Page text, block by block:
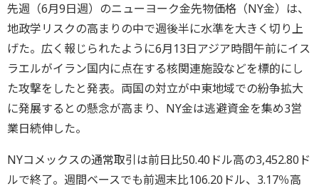
先週（6月9日週）のニューヨーク金先物価格（NY金）は、
地政学リスクの高まりの中で週後半に水準を大きく切り上
げた。広く報じられたように6月13日アジア時間午前にイス
ラエルがイラン国内に点在する核関連施設などを標的にし
た攻撃をしたと発表。両国の対立が中東地域での紛争拡大
に発展するとの懸念が高まり、NY金は逃避資金を集め3営
業日続伸した。
NYコメックスの通常取引は前日比50.40ドル高の3,452.80ド
ルで終了。週間ベースでも前週末比106.20ドル、3.17％高